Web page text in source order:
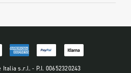
s.r.l. - P.I. 00652320243